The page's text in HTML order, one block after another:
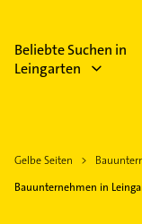
Beliebte Suchen in
Leingarten
Gelbe Seiten
Bauunternehmen in